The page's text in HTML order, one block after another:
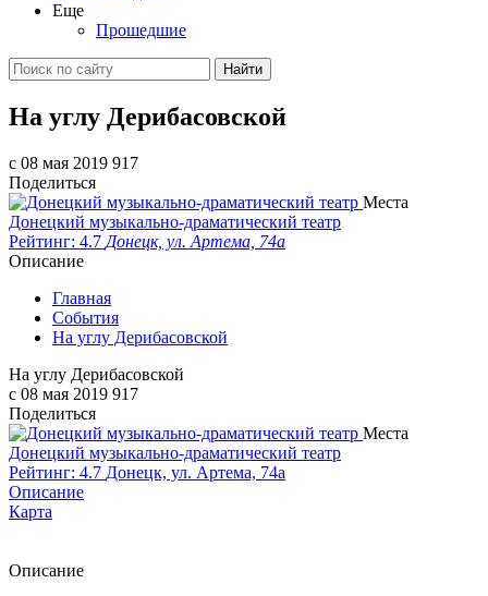
Еще
Прошедшие
Найти
На углу Дерибасовской
c 08 мая 2019 917
Поделиться
Места
Донецкий музыкально-драматический театр
Рейтинг: 4.7 Донецк, ул. Артема, 74а
Описание
Главная
События
На углу Дерибасовской
На углу Дерибасовской
c 08 мая 2019 917
Поделиться
Места
Донецкий музыкально-драматический театр
Рейтинг: 4.7 Донецк, ул. Артема, 74а
Описание
Карта
Описание